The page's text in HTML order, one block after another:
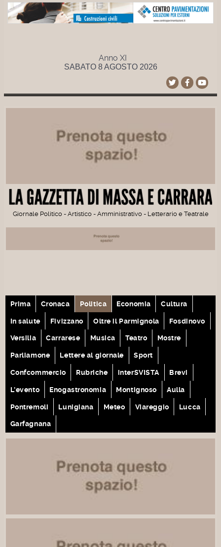
Anno XI
SABATO 8 AGOSTO 2026
Giornale Politico - Artistico - Amministrativo - Letterario e Teatrale
Prima Cronaca Politica Economia Cultura
In salute Fivizzano Oltre il Parmignola Fosdinovo
Versilia Carrarese Musica Teatro Mostre
Parliamone Lettere al giornale Sport
Confcommercio Rubriche interSVISTA Brevi
L'evento Enogastronomia Montignoso Aulla
Pontremoli Lunigiana Meteo Viareggio Lucca
Garfagnana